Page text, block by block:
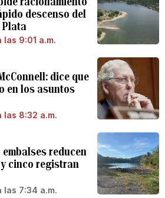
descenso del
Plata
9:01 a.m.
dice que
en los asuntos
las 8:32 a.m.
reducen
cinco registran
las 7:34 a.m.